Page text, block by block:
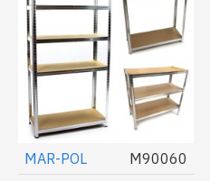
MAR-POL M90060